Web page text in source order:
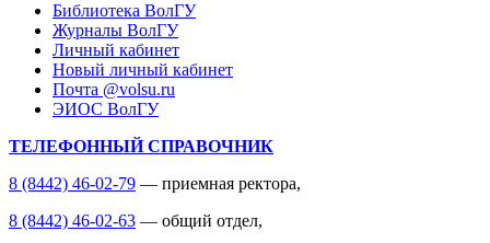
Библиотека ВолГУ
Журналы ВолГУ
Личный кабинет
Новый личный кабинет
Почта @volsu.ru
ЭИОС ВолГУ
ТЕЛЕФОННЫЙ СПРАВОЧНИК
8 (8442) 46-02-79 — приемная ректора,
8 (8442) 46-02-63 — общий отдел,